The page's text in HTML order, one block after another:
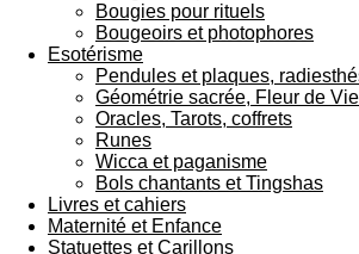
Bougies pour rituels
Bougeoirs et photophores
Esotérisme
Pendules et plaques,
Géométrie sacrée, Fleur de
Oracles, Tarots, coffrets
Runes
Wicca et paganisme
Bols chantants et Tingshas
Livres et cahiers
Maternité et Enfance
Statuettes et Carillons